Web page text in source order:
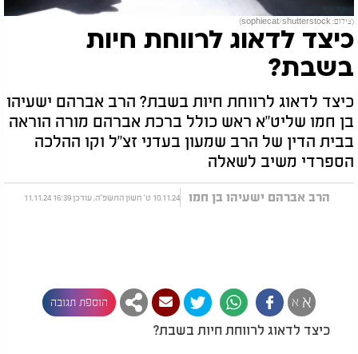
(צילום: sophiecat/shutterstock)
כיצד לדאוג לרווחת חיות
בשבת?
כיצד לדאוג לרווחת חיות בשבת? הרב אברהם ישעיהו
בן חמו שליט"א ראש כולל ברכת אברהם מורה הוראה
בבית הדין של הרב שמעון בעדני זצ"ל וקו ההלכה
הספרדי משיב לשאלה
הרב אברהם ישעיהו בן חמו 10.11.24 ט' חשון התשפ"ה, עודכן 16:39 11.11.24
א א הוספת תגובה
כיצד לדאוג לרווחת חיות בשבת?